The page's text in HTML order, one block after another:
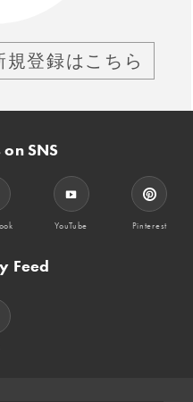
規登録はこちら
SNS
YouTube Pinterest
Feed